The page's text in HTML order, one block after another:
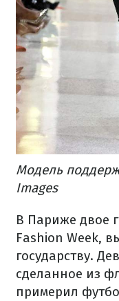
Модель
Images
В Париже двое
Fashion Week,
государству.
сделанное из
примерил